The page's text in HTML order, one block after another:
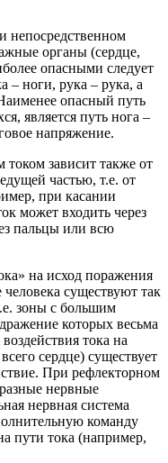
непосредственном
органы (сердце,
опасными следует
– ноги, рука – рука, а
опасный путь
является путь нога –
напряжение.
зависит также от
частью, т.е. от
при касании
может входить через
пальцы или всю
на исход поражения
существуют так
зоны с большим
которых весьма
тока на
сердце) существует
При рефлекторном
нервные
нервная система
команду
пути тока (например,